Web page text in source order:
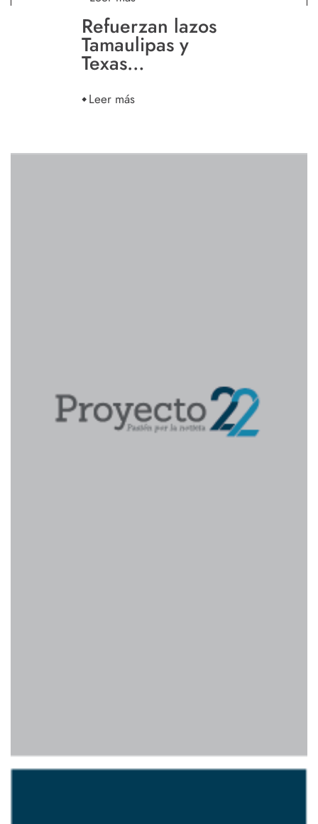
Refuerzan lazos
Tamaulipas y
Texas…
Leer más